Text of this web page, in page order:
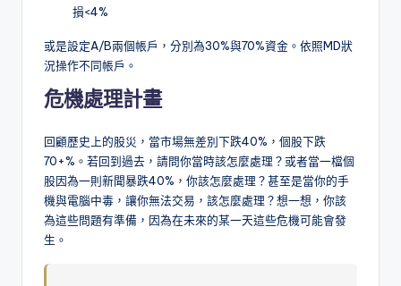
損<4%
或是設定A/B兩個帳戶，分別為30%與70%資金。依照MD狀
況操作不同帳戶。
危機處理計畫
回顧歷史上的股災，當市場無差別下跌40%，個股下跌
70+%。若回到過去，請問你當時該怎麼處理？或者當一檔個
股因為一則新聞暴跌40%，你該怎麼處理？甚至是當你的手
機與電腦中毒，讓你無法交易，該怎麼處理？想一想，你該
為這些問題有準備，因為在未來的某一天這些危機可能會發
生。